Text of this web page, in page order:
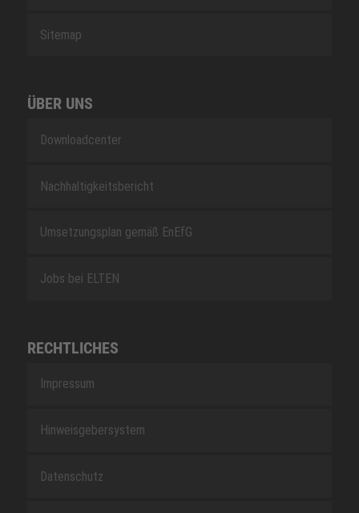
Sitemap
ÜBER UNS
Downloadcenter
Nachhaltigkeitsbericht
Umsetzungsplan gemäß EnEfG
Jobs bei ELTEN
RECHTLICHES
Impressum
Hinweisgebersystem
Datenschutz